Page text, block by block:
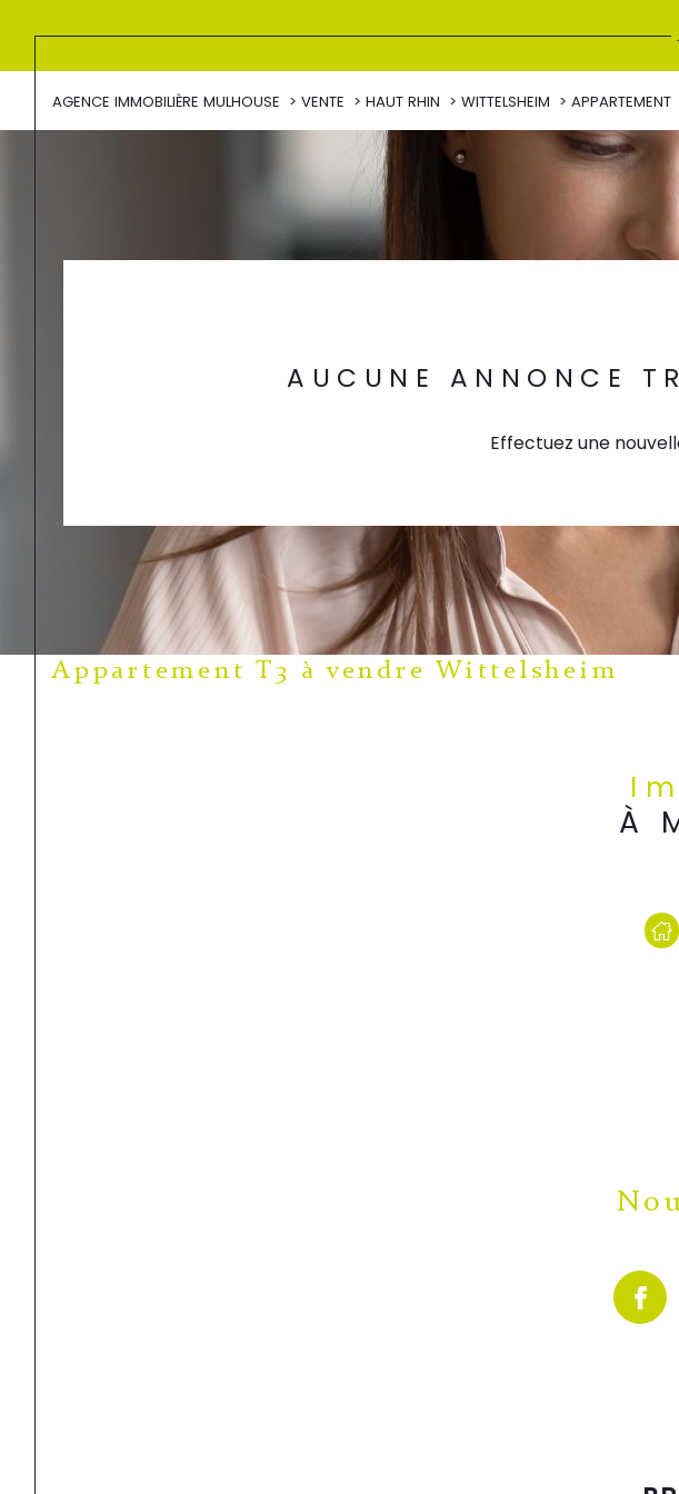
AGENCE IMMOBILIÈRE MULHOUSE VENTE HAUT RHIN WITTELSHEIM APPARTEMENT
AUCUNE ANNONCE
Effectuez une
Appartement T3 à vendre Wittelsheim
À